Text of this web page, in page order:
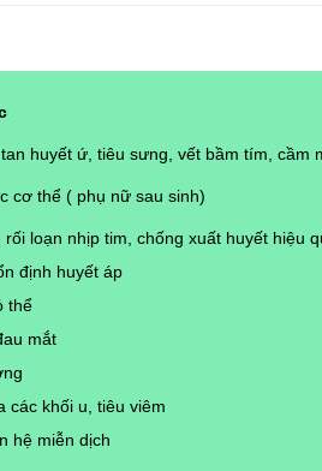
huyết ứ, tiêu sưng, vết bầm tím, cầm
cơ thể ( phụ nữ sau sinh)
loạn nhịp tim, chống xuất huyết hiệu
định huyết áp
thể
mắt
các khối u, tiêu viêm
hệ miễn dịch